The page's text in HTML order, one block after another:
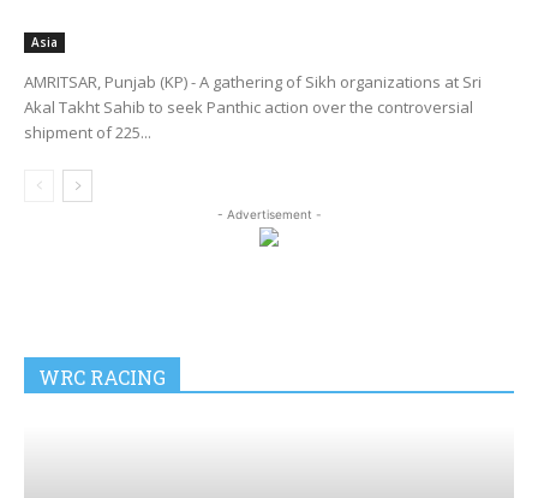
Asia
AMRITSAR, Punjab (KP) - A gathering of Sikh organizations at Sri
Akal Takht Sahib to seek Panthic action over the controversial
shipment of 225...
- Advertisement -
WRC RACING